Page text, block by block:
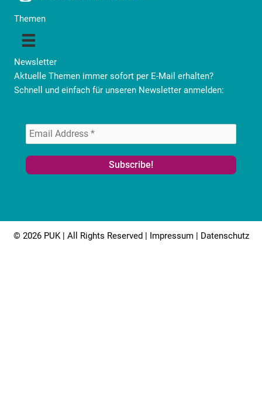
Themen
Newsletter
Aktuelle Themen immer sofort per E-Mail erhalten?
Schnell und einfach für unseren Newsletter anmelden:
© 2026 PUK | All Rights Reserved | Impressum| Datenschutz